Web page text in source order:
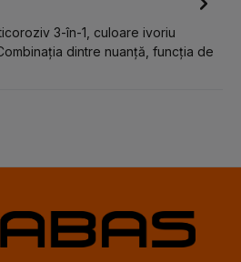
3-în-1, culoare ivoriu
dintre nuanță, funcția de